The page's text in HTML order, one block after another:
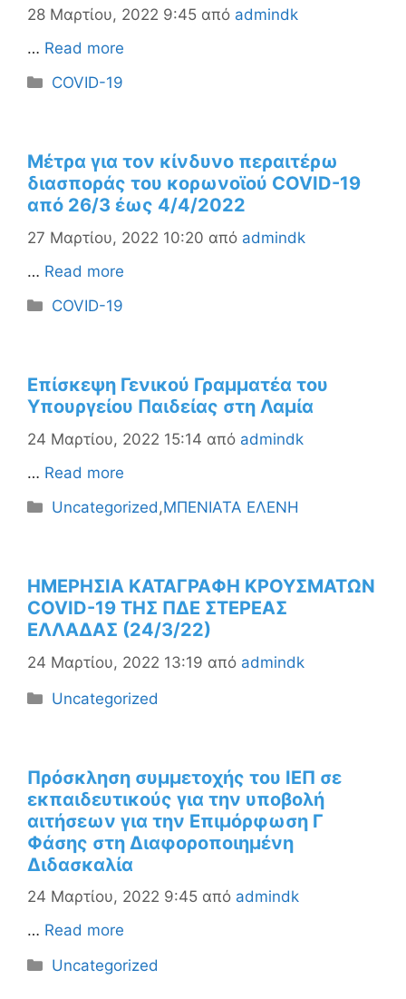
28 Μαρτίου, 2022 9:45 από admindk
… Read more
Κατηγορίες
COVID-19
Μέτρα για τον κίνδυνο περαιτέρω
διασποράς του κορωνοϊού COVID-19
από 26/3 έως 4/4/2022
27 Μαρτίου, 2022 10:20 από admindk
… Read more
Κατηγορίες
COVID-19
Επίσκεψη Γενικού Γραμματέα του
Υπουργείου Παιδείας στη Λαμία
24 Μαρτίου, 2022 15:14 από admindk
… Read more
Κατηγορίες
Uncategorized,ΜΠΕΝΙΑΤΑ ΕΛΕΝΗ
ΗΜΕΡΗΣΙΑ ΚΑΤΑΓΡΑΦΗ ΚΡΟΥΣΜΑΤΩΝ
COVID-19 ΤΗΣ ΠΔΕ ΣΤΕΡΕΑΣ
ΕΛΛΑΔΑΣ (24/3/22)
24 Μαρτίου, 2022 13:19 από admindk
Κατηγορίες
Uncategorized
Πρόσκληση συμμετοχής του ΙΕΠ σε
εκπαιδευτικούς για την υποβολή
αιτήσεων για την Επιμόρφωση Γ
Φάσης στη Διαφοροποιημένη
Διδασκαλία
24 Μαρτίου, 2022 9:45 από admindk
… Read more
Κατηγορίες
Uncategorized